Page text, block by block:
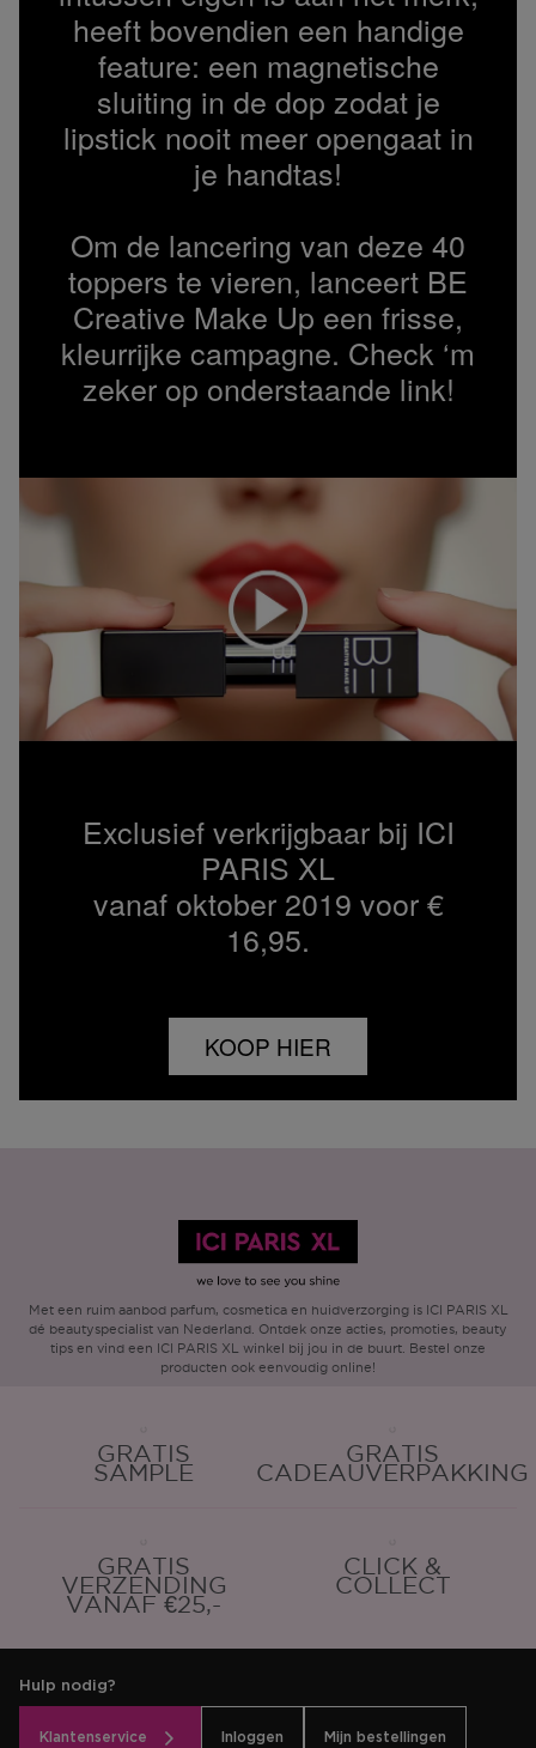
heeft bovendien een handige
feature: een magnetische
sluiting in de dop zodat je
lipstick nooit meer opengaat in
je handtas!
Om de lancering van deze 40
toppers te vieren, lanceert BE
Creative Make Up een frisse,
kleurrijke campagne. Check ‘m
zeker op onderstaande link!
Exclusief verkrijgbaar bij ICI
PARIS XL
vanaf oktober 2019 voor €
16,95.
KOOP HIER
Met een ruim aanbod parfum, cosmetica en huidverzorging is ICI PARIS XL
dé beautyspecialist van Nederland. Ontdek onze acties, promoties, beauty
tips en vind een ICI PARIS XL winkel bij jou in de buurt. Bestel onze
producten ook eenvoudig online!
GRATIS
SAMPLE
GRATIS
CADEAUVERPAKKING
GRATIS
VERZENDING
VANAF €25,-
CLICK &
COLLECT
Hulp nodig?
Klantenservice Inloggen Mijn bestellingen